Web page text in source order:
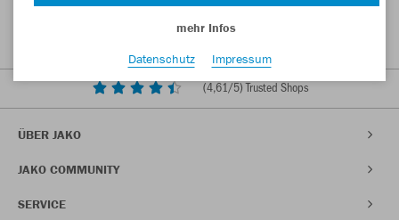
(4,61/5) Trusted Shops
ÜBER JAKO
JAKO COMMUNITY
SERVICE
mehr Infos
Datenschutz
Impressum